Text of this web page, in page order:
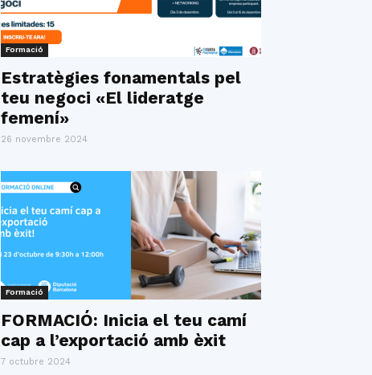
Formació
Estratègies fonamentals pel
teu negoci «El lideratge
femení»
26 novembre 2024
Formació
FORMACIÓ: Inicia el teu camí
cap a l’exportació amb èxit
7 octubre 2024